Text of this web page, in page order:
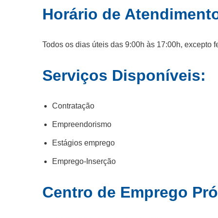
Horário de
Todos os dias úteis das 9:00h às 17:00h, excepto
Serviços Disponíveis:
Contratação
Empreendorismo
Estágios emprego
Emprego-Inserção
Centro de Emprego